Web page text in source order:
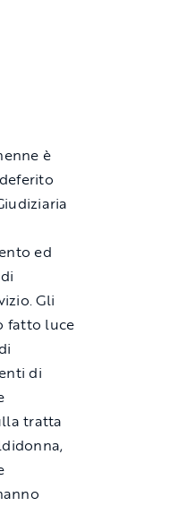
è
ed
Gli
fatto luce
di
tratta